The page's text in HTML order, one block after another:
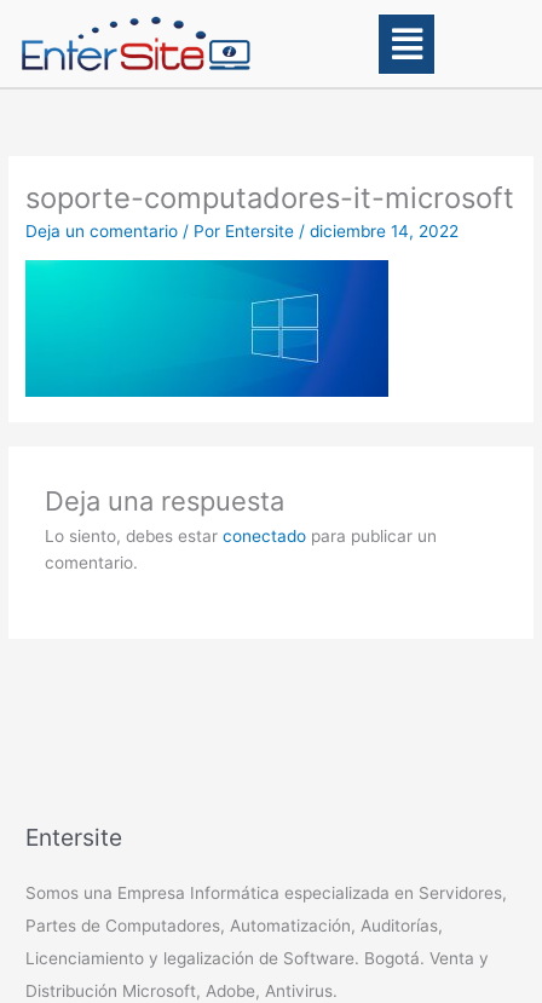
contenido
Main
Menu
soporte-computadores-it-microsoft
Deja un comentario / Por Entersite/diciembre 14, 2022
Deja una respuesta
Lo siento, debes estar conectadopara publicar un
comentario.
Entersite
Somos una Empresa Informática especializada en Servidores,
Partes de Computadores, Automatización, Auditorías,
Licenciamiento y legalización de Software. Bogotá. Venta y
Distribución Microsoft, Adobe, Antivirus.